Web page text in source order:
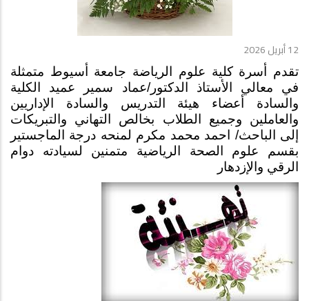
12 أبريل 2026
تقدم أسرة كلية علوم الرياضة جامعة أسيوط متمثلة
في معالي الأستاذ الدكتور/عماد سمير عميد الكلية
والسادة أعضاء هيئة التدريس والسادة الإداريين
والعاملين وجميع الطلاب بخالص التهاني والتبريكات
إلى الباحث/ احمد محمد مكرم لمنحه درجة الماجستير
بقسم علوم الصحة الرياضية متمنين لسيادته دوام
الرقي والإزدهار